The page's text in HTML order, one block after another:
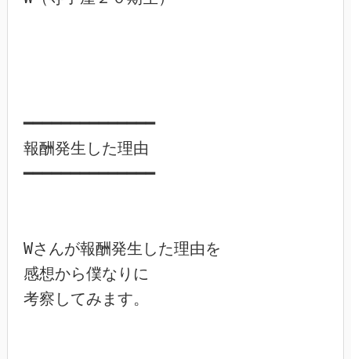
━━━━━━━━━━━━━━
報酬発生した理由
━━━━━━━━━━━━━━
Wさんが報酬発生した理由を
感想から僕なりに
考察してみます。